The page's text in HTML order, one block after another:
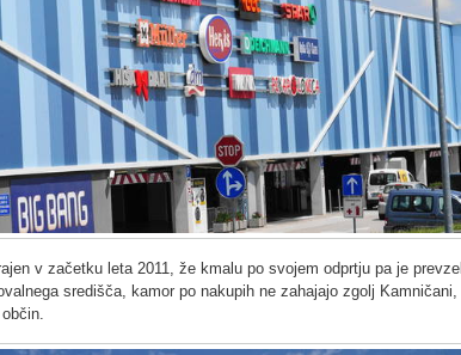
v začetku leta 2011, že kmalu po svojem odprtju pa je prevzel
središča, kamor po nakupih ne zahajajo zgolj Kamničani,